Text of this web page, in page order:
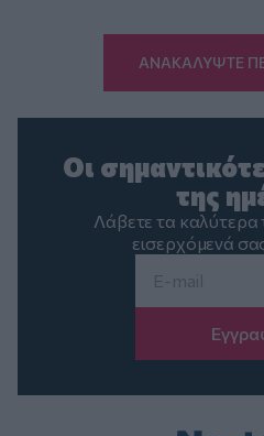
ΑΝΑΚΑΛΥΨΤΕ
Οι
της
Λάβετε τα
εισερχόμενά